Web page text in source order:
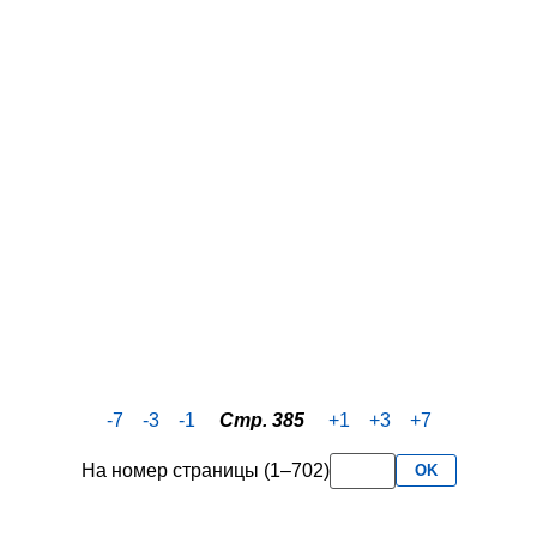
-7 -3 -1 Стр. 385 +1 +3 +7
На номер страницы (1–702) OK